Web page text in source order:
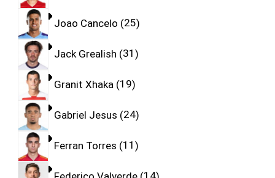
Joao Cancelo 25
Jack Grealish 31
Granit Xhaka 19
Gabriel Jesus 24
Ferran Torres 11